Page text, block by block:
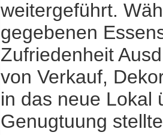
weitergeführt.
gegebenen
Zufriedenheit
von Verkauf,
in das neue Lokal
Genugtuung